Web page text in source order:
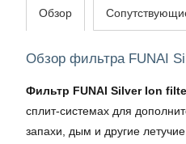
Обзор
Обзор фильтра FUNAI
Фильтр FUNAI Silver Ion
сплит-системах для
запахи, дым и другие